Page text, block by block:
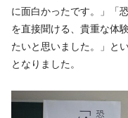
に面白かったです。」「
を直接聞ける、貴重な体
たいと思いました。」と
となりました。